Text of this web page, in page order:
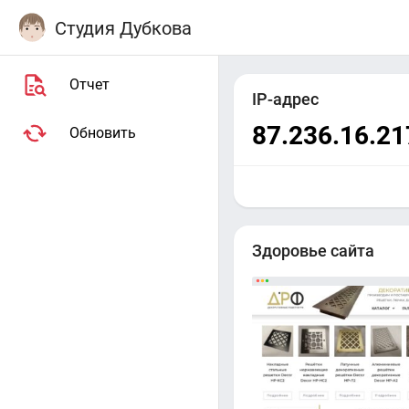
Студия Дубкова
Отчет
Обновить
IP-адрес
Здоровье сайта